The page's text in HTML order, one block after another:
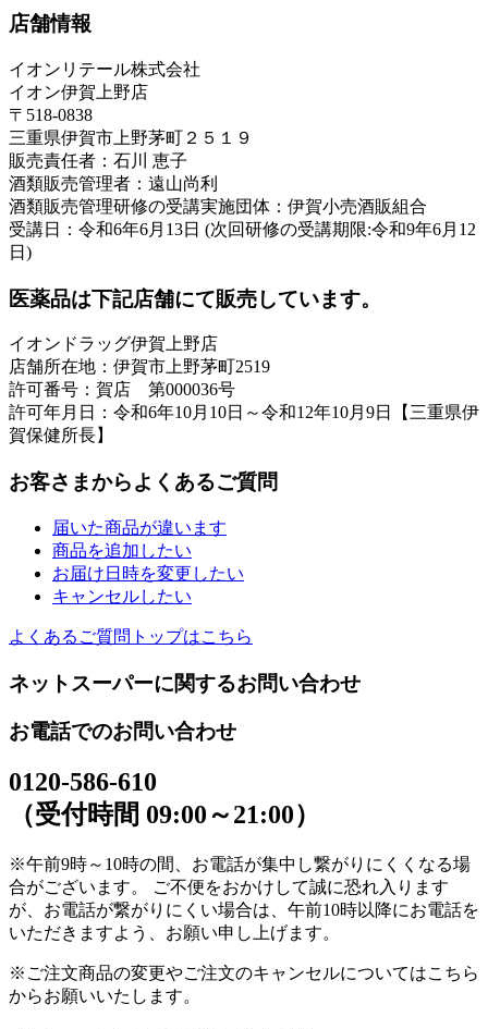
店舗情報
イオンリテール株式会社
イオン伊賀上野店
〒518-0838
三重県伊賀市上野茅町２５１９
販売責任者：石川 恵子
酒類販売管理者：遠山尚利
酒類販売管理研修の受講実施団体：伊賀小売酒販組合
受講日：令和6年6月13日 (次回研修の受講期限:令和9年6月12
日)
医薬品は下記店舗にて販売しています。
イオンドラッグ伊賀上野店
店舗所在地：伊賀市上野茅町2519
許可番号：賀店 第000036号
許可年月日：令和6年10月10日～令和12年10月9日【三重県伊
賀保健所長】
お客さまからよくあるご質問
届いた商品が違います
商品を追加したい
お届け日時を変更したい
キャンセルしたい
よくあるご質問トップはこちら
ネットスーパーに関するお問い合わせ
お電話でのお問い合わせ
0120-586-610
（受付時間 09:00～21:00）
※午前9時～10時の間、お電話が集中し繋がりにくくなる場
合がございます。 ご不便をおかけして誠に恐れ入ります
が、お電話が繋がりにくい場合は、午前10時以降にお電話を
いただきますよう、お願い申し上げます。
※ご注文商品の変更やご注文のキャンセルについてはこちら
からお願いいたします。